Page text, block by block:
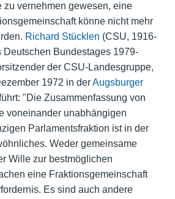
zu vernehmen gewesen, eine
könne nicht mehr
Richard Stücklen (CSU, 1916-
Deutschen Bundestages 1979-
der CSU-Landesgruppe,
1972 in derAugsburger
"Die Zusammenfassung von
voneinander unabhängigen
Parlamentsfraktion ist in der
Weder gemeinsame
Wille zur bestmöglichen
eine Fraktionsgemeinschaft
Es sind auch andere